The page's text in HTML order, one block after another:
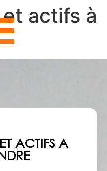
actifs à
ACTIFS A